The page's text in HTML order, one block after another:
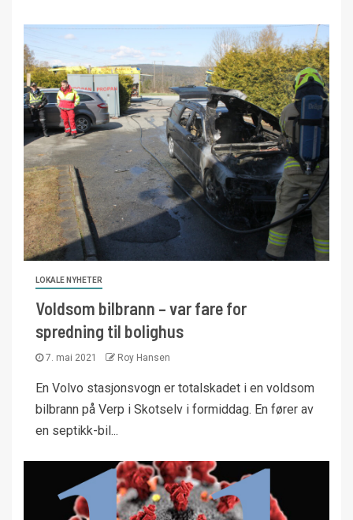
LOKALE NYHETER
Voldsom bilbrann – var fare for
spredning til bolighus
7. mai 2021 Roy Hansen
En Volvo stasjonsvogn er totalskadet i en voldsom
bilbrann på Verp i Skotselv i formiddag. En fører av
en septikk-bil...